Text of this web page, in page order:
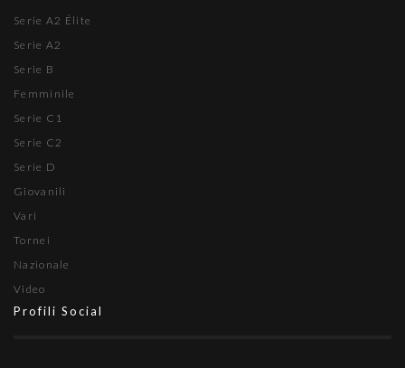
Serie A2 Élite
Serie A2
Serie B
Femminile
Serie C1
Serie C2
Serie D
Giovanili
Vari
Tornei
Nazionale
Video
Profili Social